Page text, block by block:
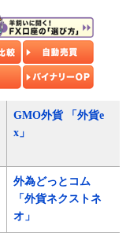
GMO外貨 「外貨e
x」
外為どっとコム
「外貨ネクストネ
オ」